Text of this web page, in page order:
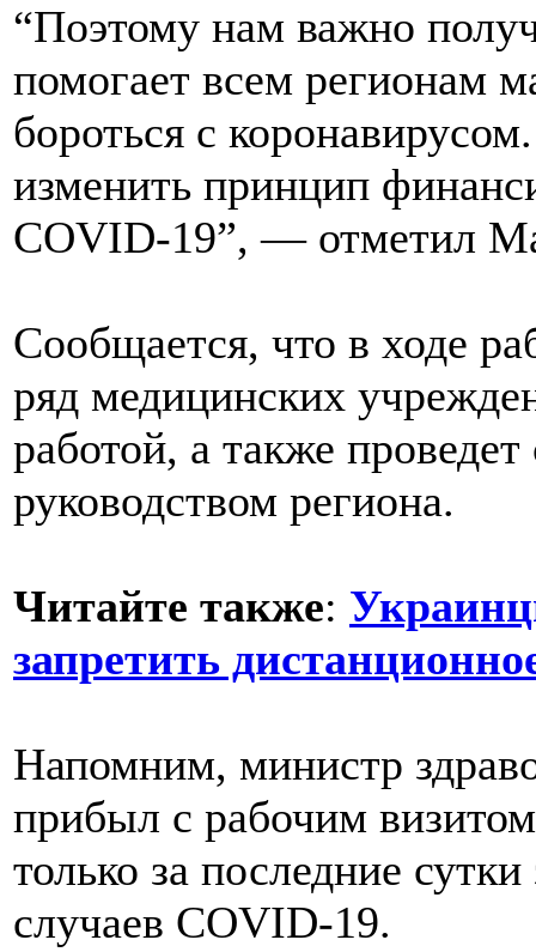
“Поэтому нам важно
помогает всем регионам
бороться с
изменить принцип
COVID-19”, — отметил
Сообщается, что в ходе
ряд медицинских
работой, а также
руководством региона.
Читайте также:
запретить
Напомним, министр
прибыл с рабочим
только за последние
случаев COVID-19.